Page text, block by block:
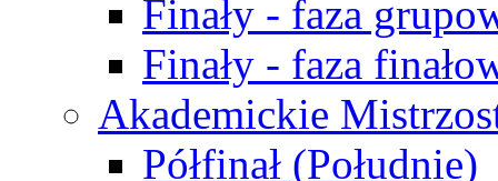
Finały - faza
Finały - faza
Akademickie
Półfinał (Południe)